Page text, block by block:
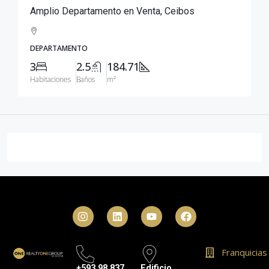
Amplio Departamento en Venta, Ceibos
DEPARTAMENTO
3
Habitaciones
2.5
Baños
184.71
m²
Franquicias